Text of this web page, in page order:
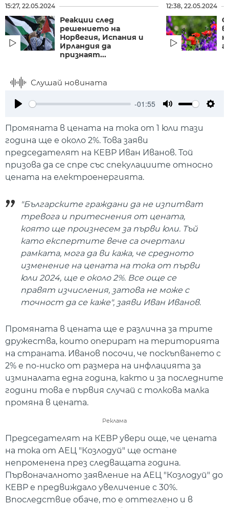
15:27, 22.05.2024
Реакции след
решението на
Норвегия, Испания и
Ирландия да
признаят...
12:38, 22.05.2024
Слушай новината
-01:55
Промяната в цената на тока от 1 юли тази
година ще е около 2%. Това заяви
председателят на КЕВР Иван Иванов. Той
призова да се спре със спекулациите относно
цената на електроенергията.
"Българските граждани да не изпитват
тревога и притеснения от цената,
която ще произнесем за първи юли. Тъй
като експертите вече са очертали
рамката, мога да ви кажа, че средното
изменение на цената на тока от първи
юли 2024, ще е около 2%. Все още се
правят изчисления, затова не може с
точност да се каже", заяви Иван Иванов.
Промяната в цената ще е различна за трите
дружества, които оперират на територията
на страната. Иванов посочи, че поскъпването с
2% е по-ниско от размера на инфлацията за
изминалата една година, както и за последните
години това е първия случай с толкова малка
промяна в цената.
Реклама
Председателят на КЕВР увери още, че цената
на тока от АЕЦ "Козлодуй" ще остане
непроменена през следващата година.
Първоначалното заявление на АЕЦ "Козлодуй" до
КЕВР е предвиждало увеличение с 30%.
Впоследствие обаче, то е оттеглено и в